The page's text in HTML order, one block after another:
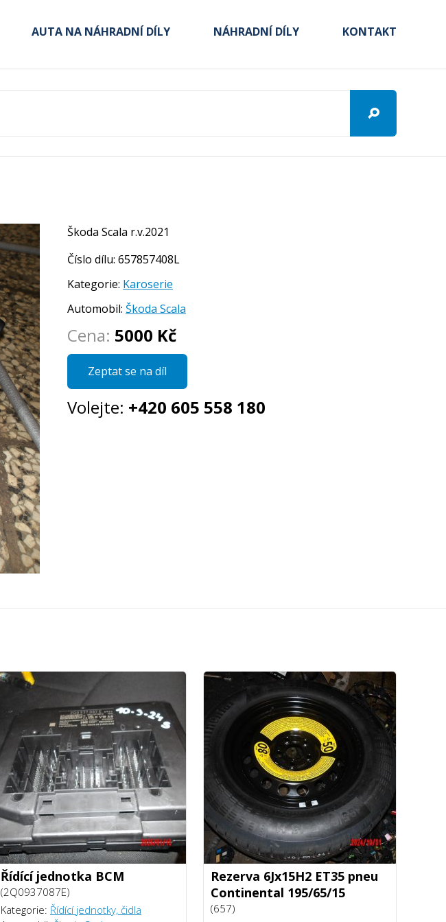
AUTA NA NÁHRADNÍ DÍLY NÁHRADNÍ DÍLY KONTAKT
Škoda Scala r.v.2021
Číslo dílu: 657857408L
Kategorie: Karoserie
Automobil: Škoda Scala
Cena: 5000 Kč
Zeptat se na díl
Volejte: +420 605 558 180
Řídící jednotka BCM
(2Q0937087E)
Kategorie: Řídící jednotky, čidla
Rezerva 6Jx15H2 ET35 pneu
Continental 195/65/15
(657)